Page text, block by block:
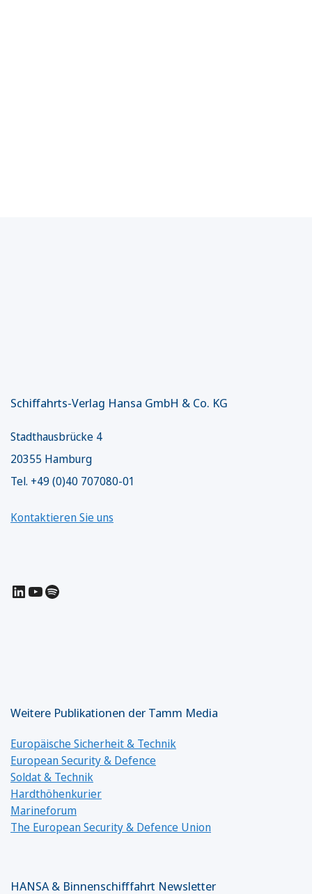
Schiffahrts-Verlag Hansa GmbH & Co. KG
Stadthausbrücke 4
20355 Hamburg
Tel. +49 (0)40 707080-01
Kontaktieren Sie uns
LinkedIn
YouTube
Spotify
Weitere Publikationen der Tamm Media
Europäische Sicherheit & Technik
European Security & Defence
Soldat & Technik
Hardthöhenkurier
Marineforum
The European Security & Defence Union
HANSA & Binnenschifffahrt Newsletter